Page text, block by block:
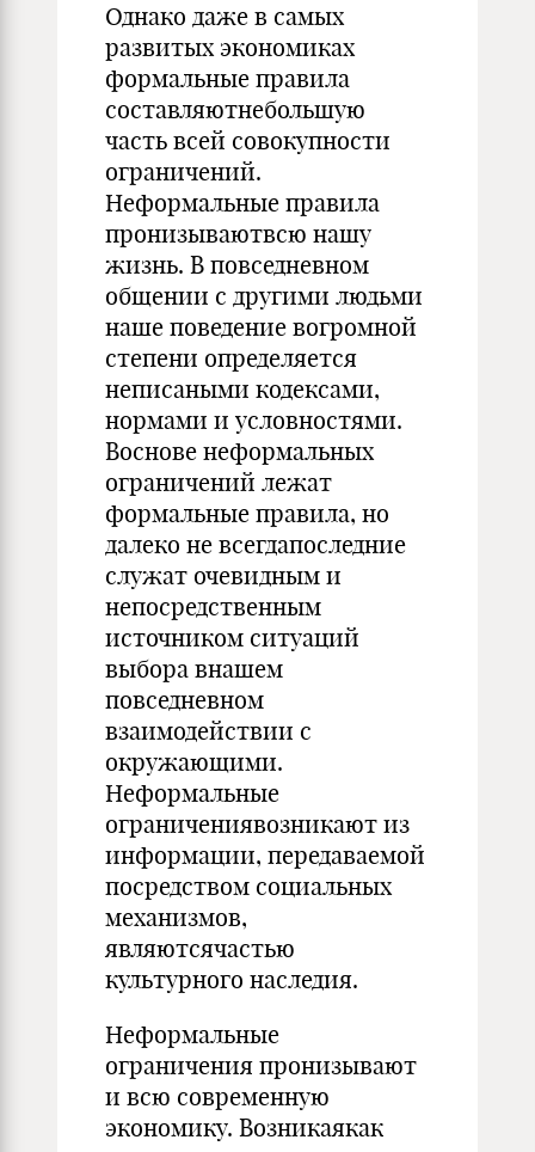
Однако даже в самых
развитых экономиках
формальные правила
составляютнебольшую
часть всей совокупности
ограничений.
Неформальные правила
пронизываютвсю нашу
жизнь. В повседневном
общении с другими людьми
наше поведение вогромной
степени определяется
неписаными кодексами,
нормами и условностями.
Воснове неформальных
ограничений лежат
формальные правила, но
далеко не всегдапоследние
служат очевидным и
непосредственным
источником ситуаций
выбора внашем
повседневном
взаимодействии с
окружающими.
Неформальные
ограничениявозникают из
информации, передаваемой
посредством социальных
механизмов,
являютсячастью
культурного наследия.
Неформальные
ограничения пронизывают
и всю современную
экономику. Возникаякак